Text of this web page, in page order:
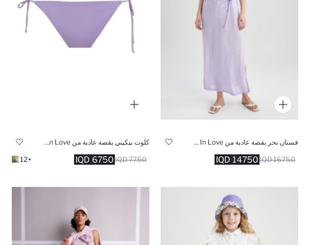
14750 IQD 16750 IQD
6750 IQD 7750 IQD
+12